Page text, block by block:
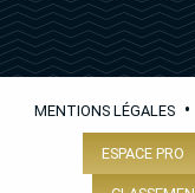
MENTIONS LÉGALES •
ESPACE PRO